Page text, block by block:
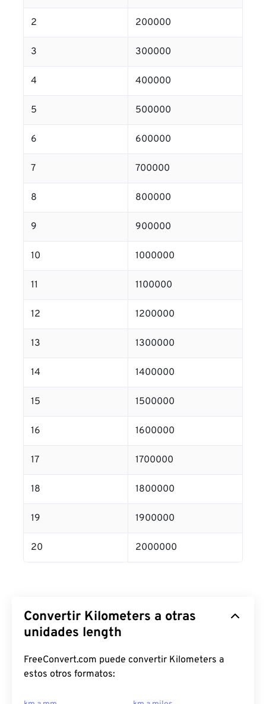
2 200000
3 300000
4 400000
5 500000
6 600000
7 700000
8 800000
9 900000
10 1000000
11 1100000
12 1200000
13 1300000
14 1400000
15 1500000
16 1600000
17 1700000
18 1800000
19 1900000
20 2000000
Convertir Kilometers a otras
unidades length
FreeConvert.com puede convertir Kilometers a
estos otros formatos: